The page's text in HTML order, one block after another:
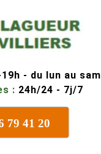
- du lun au sam
: 24h/24 - 7j/7
79 41 20